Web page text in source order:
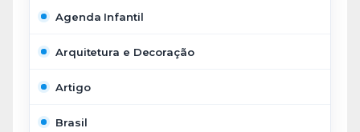
Agenda Infantil
Arquitetura e Decoração
Artigo
Brasil